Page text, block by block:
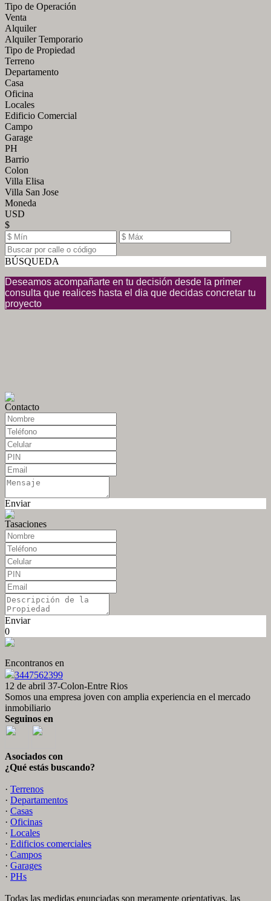
Tipo de Operación
Venta
Alquiler
Alquiler Temporario
Tipo de Propiedad
Terreno
Departamento
Casa
Oficina
Locales
Edificio Comercial
Campo
Garage
PH
Barrio
Colon
Villa Elisa
Villa San Jose
Moneda
USD
$
BÚSQUEDA
Deseamos acompañarte en tu decisión desde la primer
consulta que realices hasta el dia que decidas concretar tu
proyecto
Contacto
Enviar
Tasaciones
Enviar
0
Encontranos en
3447562399
12 de abril 37-Colon-Entre Rios
Somos una empresa joven con amplia experiencia en el mercado
inmobiliario
Seguinos en
Asociados con
¿Qué estás buscando?
· Terrenos
· Departamentos
· Casas
· Oficinas
· Locales
· Edificios comerciales
· Campos
· Garages
· PHs
Todas las medidas enunciadas son meramente orientativas, las